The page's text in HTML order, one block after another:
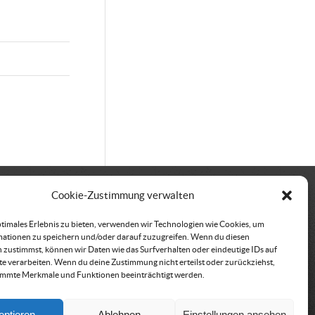
Cookie-Zustimmung verwalten
Erlebnis zu bieten, verwenden wir Technologien wie Cookies, um
zu speichern und/oder darauf zuzugreifen. Wenn du diesen
zustimmst, können wir Daten wie das Surfverhalten oder eindeutige IDs auf
verarbeiten. Wenn du deine Zustimmung nicht erteilst oder zurückziehst,
Merkmale und Funktionen beeinträchtigt werden.
der ÖRHB
443
Rechnungsadresse
Österreichische
Rettungshundebrigade
1100 Wien